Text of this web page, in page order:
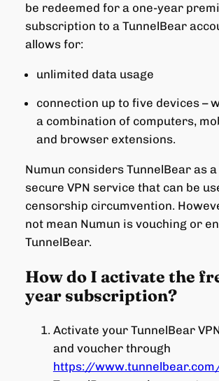
be redeemed for a one-year
subscription to a TunnelBear
allows for:
unlimited data usage
connection up to five devices –
a combination of computers,
and browser extensions.
Numun considers TunnelBear as
secure VPN service that can be
censorship circumvention.
not mean Numun is vouching or
TunnelBear.
How do I activate the
year subscription?
Activate your TunnelBear
and voucher through
https://